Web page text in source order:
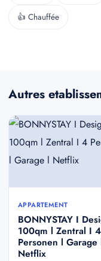
👍 Chauffée
Autres
APPARTEMENT
BONNYSTAY I
100qm l Zentral I 4
Personen l Garage
Netflix